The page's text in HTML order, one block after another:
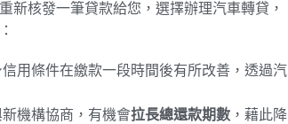
新核發一筆貸款給您，選擇辦理汽車轉貸，
用條件在繳款一段時間後有所改善，透過汽
機構協商，有機會拉長總還款期數，藉此降